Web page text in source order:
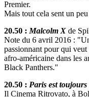
Premier.
Mais tout cela sent un
20.50 : Malcolm X de
Note du 6 avril 2016 :
passionnant pour qui
afro-américaine dans les
Black Panthers."
20.50 : Paris est
Il Cinema Ritrovato, à